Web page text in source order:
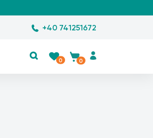
+40 741251672
0 0